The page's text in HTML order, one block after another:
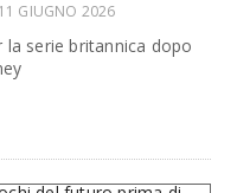
GIUGNO 2026
serie britannica dopo